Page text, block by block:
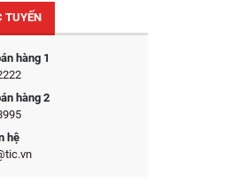
TUYẾN
hàng 1
hàng 2
hệ